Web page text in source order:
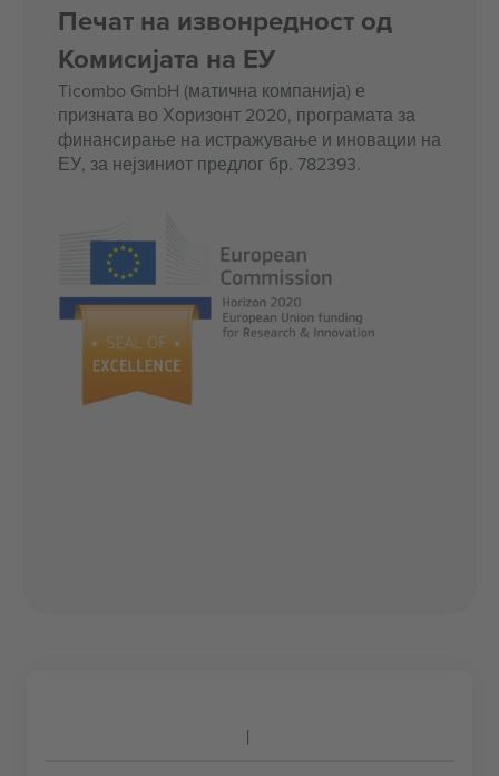
Печат на извонредност од
Комисијата на ЕУ
Ticombo GmbH (матична компанија) е
призната во Хоризонт 2020, програмата за
финансирање на истражување и иновации на
ЕУ, за нејзиниот предлог бр. 782393.